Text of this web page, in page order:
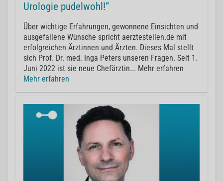
Urologie pudelwohl!“
Über wichtige Erfahrungen, gewonnene Einsichten und
ausgefallene Wünsche spricht aerztestellen.de mit
erfolgreichen Ärztinnen und Ärzten. Dieses Mal stellt
sich Prof. Dr. med. Inga Peters unseren Fragen. Seit 1.
Juni 2022 ist sie neue Chefärztin... Mehr erfahren
Mehr erfahren